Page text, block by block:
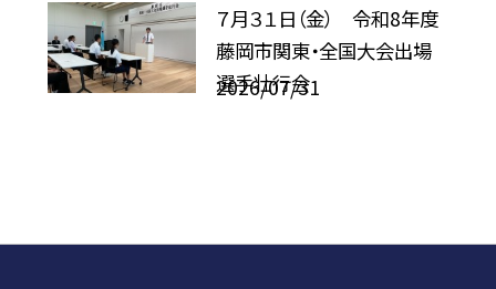
７月３１日（金） 令和8年度
藤岡市関東・全国大会出場
選手壮行会
2026/07/31